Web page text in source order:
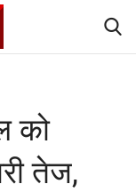
को
तेज,